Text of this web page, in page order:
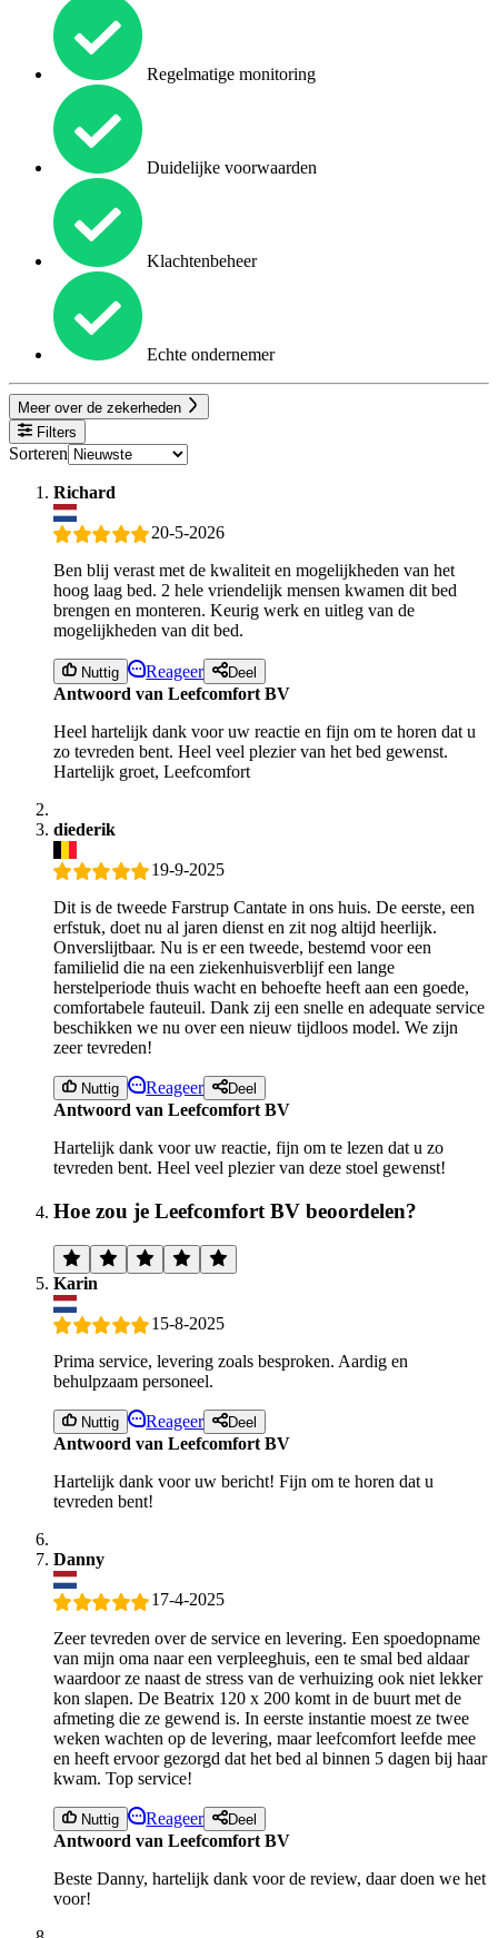
Regelmatige monitoring
Duidelijke voorwaarden
Klachtenbeheer
Echte ondernemer
Meer over de zekerheden
Filters
Sorteren
Richard
20-5-2026
Ben blij verast met de kwaliteit en mogelijkheden van het
hoog laag bed. 2 hele vriendelijk mensen kwamen dit bed
brengen en monteren. Keurig werk en uitleg van de
mogelijkheden van dit bed.
Nuttig Reageer Deel
Antwoord van Leefcomfort BV
Heel hartelijk dank voor uw reactie en fijn om te horen dat u
zo tevreden bent. Heel veel plezier van het bed gewenst.
Hartelijk groet, Leefcomfort
diederik
19-9-2025
Dit is de tweede Farstrup Cantate in ons huis. De eerste, een
erfstuk, doet nu al jaren dienst en zit nog altijd heerlijk.
Onverslijtbaar. Nu is er een tweede, bestemd voor een
familielid die na een ziekenhuisverblijf een lange
herstelperiode thuis wacht en behoefte heeft aan een goede,
comfortabele fauteuil. Dank zij een snelle en adequate service
beschikken we nu over een nieuw tijdloos model. We zijn
zeer tevreden!
Nuttig Reageer Deel
Antwoord van Leefcomfort BV
Hartelijk dank voor uw reactie, fijn om te lezen dat u zo
tevreden bent. Heel veel plezier van deze stoel gewenst!
Hoe zou je Leefcomfort BV beoordelen?
Karin
15-8-2025
Prima service, levering zoals besproken. Aardig en
behulpzaam personeel.
Nuttig Reageer Deel
Antwoord van Leefcomfort BV
Hartelijk dank voor uw bericht! Fijn om te horen dat u
tevreden bent!
Danny
17-4-2025
Zeer tevreden over de service en levering. Een spoedopname
van mijn oma naar een verpleeghuis, een te smal bed aldaar
waardoor ze naast de stress van de verhuizing ook niet lekker
kon slapen. De Beatrix 120 x 200 komt in de buurt met de
afmeting die ze gewend is. In eerste instantie moest ze twee
weken wachten op de levering, maar leefcomfort leefde mee
en heeft ervoor gezorgd dat het bed al binnen 5 dagen bij haar
kwam. Top service!
Nuttig Reageer Deel
Antwoord van Leefcomfort BV
Beste Danny, hartelijk dank voor de review, daar doen we het
voor!